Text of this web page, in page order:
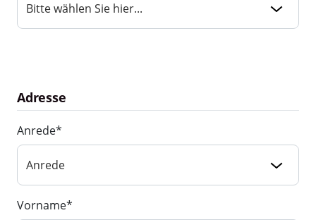
Adresse
Anrede*
Vorname*